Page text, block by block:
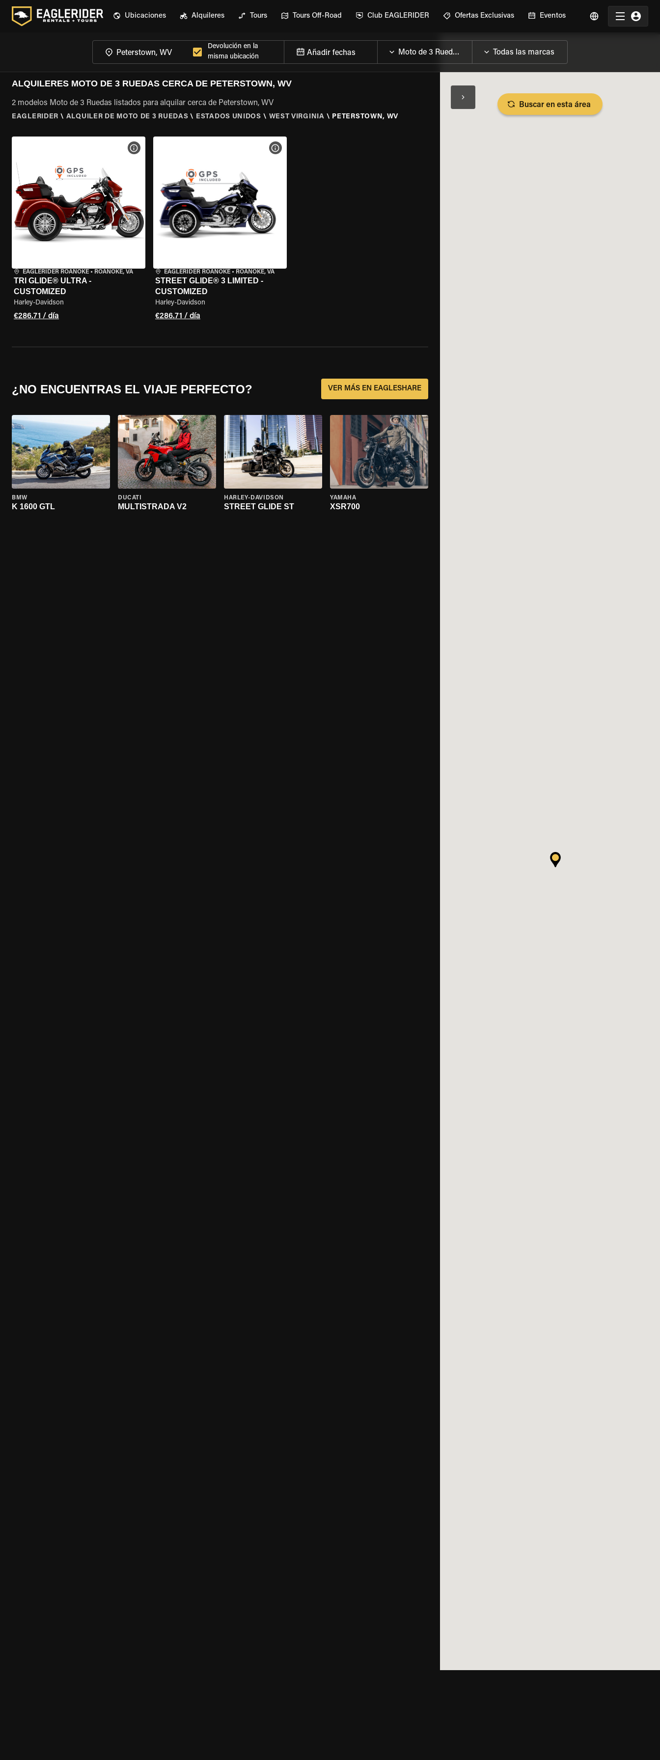
Ubicaciones Alquileres Tours Tours Off-Road Club EAGLERIDER Ofertas Exclusivas Eventos
Devolución en la
misma ubicación
Añadir fechas
ALQUILERES MOTO DE 3 RUEDAS CERCA DE PETERSTOWN, WV
2 modelos Moto de 3 Ruedas listados para alquilar cerca de Peterstown, WV
EAGLERIDER \ ALQUILER DE MOTO DE 3 RUEDAS \ ESTADOS UNIDOS \ WEST VIRGINIA \ PETERSTOWN, WV
EAGLERIDER ROANOKE • ROANOKE, VA
TRI GLIDE® ULTRA -
CUSTOMIZED
Harley-Davidson
€286.71 / día
VER ESPECIFICACIONES DE LA MOTO
EAGLERIDER ROANOKE• ROANOKE, VA
STREET GLIDE® 3 LIMITED -
CUSTOMIZED
Harley-Davidson
€286.71 / día
VER ESPECIFICACIONES DE LA MOTO
¿NO ENCUENTRAS EL VIAJE PERFECTO? VER MÁS EN EAGLESHARE
BMW
K 1600 GTL
DUCATI
MULTISTRADA V2
HARLEY-DAVIDSON
STREET GLIDE ST
YAMAHA
XSR700
Buscar en esta área